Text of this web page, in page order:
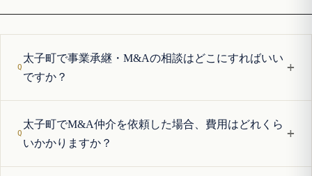
太子町で事業承継・M&Aの相談はどこにすればいい
ですか？
+
太子町でM&A仲介を依頼した場合、費用はどれくら
いかかりますか？
+